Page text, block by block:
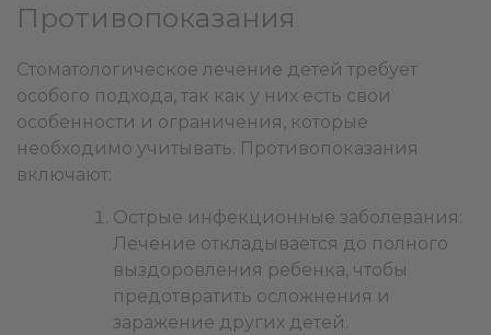
Противопоказания
Стоматологическое лечение детей требует
особого подхода, так как у них есть свои
особенности и ограничения, которые
необходимо учитывать. Противопоказания
включают:
Острые инфекционные заболевания:
Лечение откладывается до полного
выздоровления ребенка, чтобы
предотвратить осложнения и
заражение других детей.